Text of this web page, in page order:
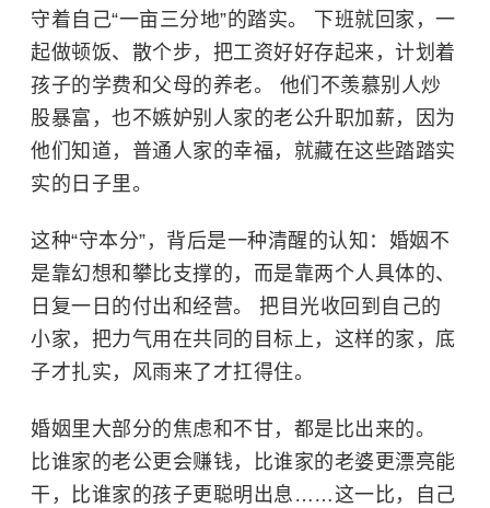
守着自己“一亩三分地”的踏实。 下班就回家，一
起做顿饭、散个步，把工资好好存起来，计划着
孩子的学费和父母的养老。 他们不羡慕别人炒
股暴富，也不嫉妒别人家的老公升职加薪，因为
他们知道，普通人家的幸福，就藏在这些踏踏实
实的日子里。
这种“守本分”，背后是一种清醒的认知：婚姻不
是靠幻想和攀比支撑的，而是靠两个人具体的、
日复一日的付出和经营。 把目光收回到自己的
小家，把力气用在共同的目标上，这样的家，底
子才扎实，风雨来了才扛得住。
婚姻里大部分的焦虑和不甘，都是比出来的。
比谁家的老公更会赚钱，比谁家的老婆更漂亮能
干，比谁家的孩子更聪明出息……这一比，自己